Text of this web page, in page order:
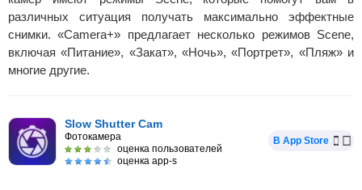
различных ситуация получать максимально эффектные
снимки. «Camera+» предлагает несколько режимов Scene,
включая «Питание», «Закат», «Ночь», «Портрет», «Пляж» и
многие другие.
Slow Shutter Cam
Фотокамера
оценка пользователей
оценка app-s
В App Store